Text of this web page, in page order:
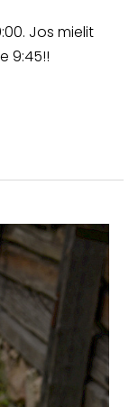
Jos mielit
9:45!!